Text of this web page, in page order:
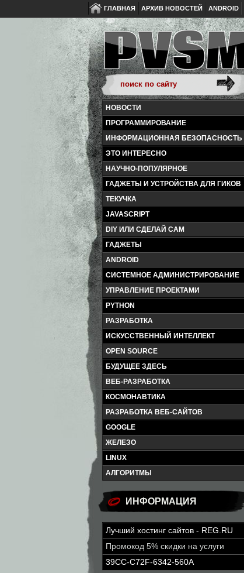
ГЛАВНАЯ АРХИВ НОВОСТЕЙ ANDROID
НОВОСТИ
ПРОГРАММИРОВАНИЕ
ИНФОРМАЦИОННАЯ БЕЗОПАСНОСТЬ
ЭТО ИНТЕРЕСНО
НАУЧНО-ПОПУЛЯРНОЕ
ГАДЖЕТЫ И УСТРОЙСТВА ДЛЯ ГИКОВ
ТЕКУЧКА
JAVASCRIPT
DIY ИЛИ СДЕЛАЙ САМ
ГАДЖЕТЫ
ANDROID
СИСТЕМНОЕ АДМИНИСТРИРОВАНИЕ
УПРАВЛЕНИЕ ПРОЕКТАМИ
PYTHON
РАЗРАБОТКА
ИСКУССТВЕННЫЙ ИНТЕЛЛЕКТ
OPEN SOURCE
БУДУЩЕЕ ЗДЕСЬ
ВЕБ-РАЗРАБОТКА
КОСМОНАВТИКА
РАЗРАБОТКА ВЕБ-САЙТОВ
GOOGLE
ЖЕЛЕЗО
LINUX
АЛГОРИТМЫ
ИНФОРМАЦИЯ
Лучший хостинг сайтов - REG.RU
Промокод 5% скидки на услуги
39CC-C72F-6342-560A